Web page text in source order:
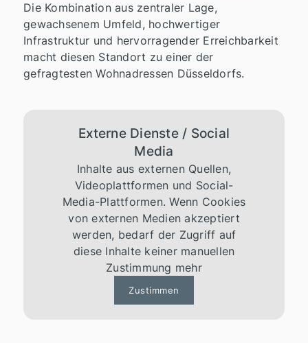
Die Kombination aus zentraler Lage,
gewachsenem Umfeld, hochwertiger
Infrastruktur und hervorragender Erreichbarkeit
macht diesen Standort zu einer der
gefragtesten Wohnadressen Düsseldorfs.
Externe Dienste / Social
Media
Inhalte aus externen Quellen,
Videoplattformen und Social-
Media-Plattformen. Wenn Cookies
von externen Medien akzeptiert
werden, bedarf der Zugriff auf
diese Inhalte keiner manuellen
Zustimmung mehr
Zustimmen